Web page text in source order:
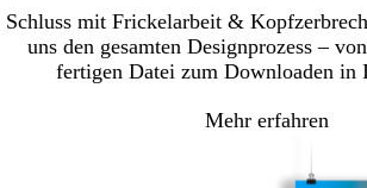
Schluss mit Frickelarbeit &
uns den gesamten Designprozess –
fertigen Datei zum Downloaden in
Mehr erfahren